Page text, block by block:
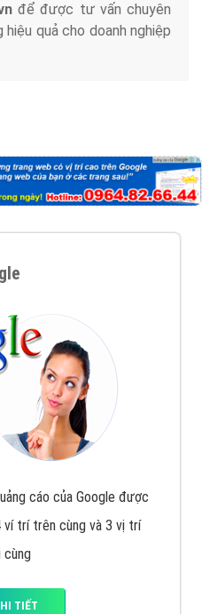
để được tư vấn chuyên
quả cho doanh nghiệp
cáo của Google được
trí trên cùng và 3 vị trí
TIẾT